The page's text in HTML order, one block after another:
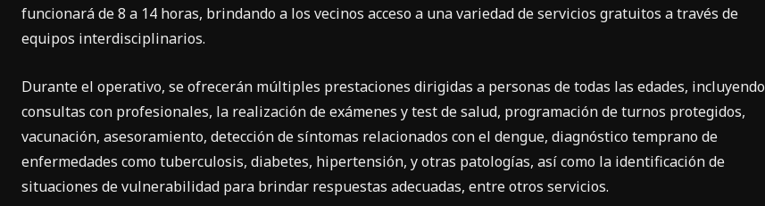
funcionará de 8 a 14 horas, brindando a los vecinos acceso a una variedad de servicios gratuitos a través de
equipos interdisciplinarios.
Durante el operativo, se ofrecerán múltiples prestaciones dirigidas a personas de todas las edades, incluyendo
consultas con profesionales, la realización de exámenes y test de salud, programación de turnos protegidos,
vacunación, asesoramiento, detección de síntomas relacionados con el dengue, diagnóstico temprano de
enfermedades como tuberculosis, diabetes, hipertensión, y otras patologías, así como la identificación de
situaciones de vulnerabilidad para brindar respuestas adecuadas, entre otros servicios.